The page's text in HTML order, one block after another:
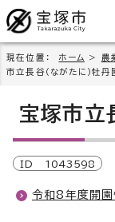
現在位置： ホーム > 農
市立長谷（ながたに）牡丹
宝塚市立
ID 1043598
令和8年度開園